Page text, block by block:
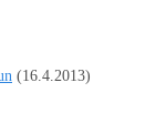
(16.4.2013)